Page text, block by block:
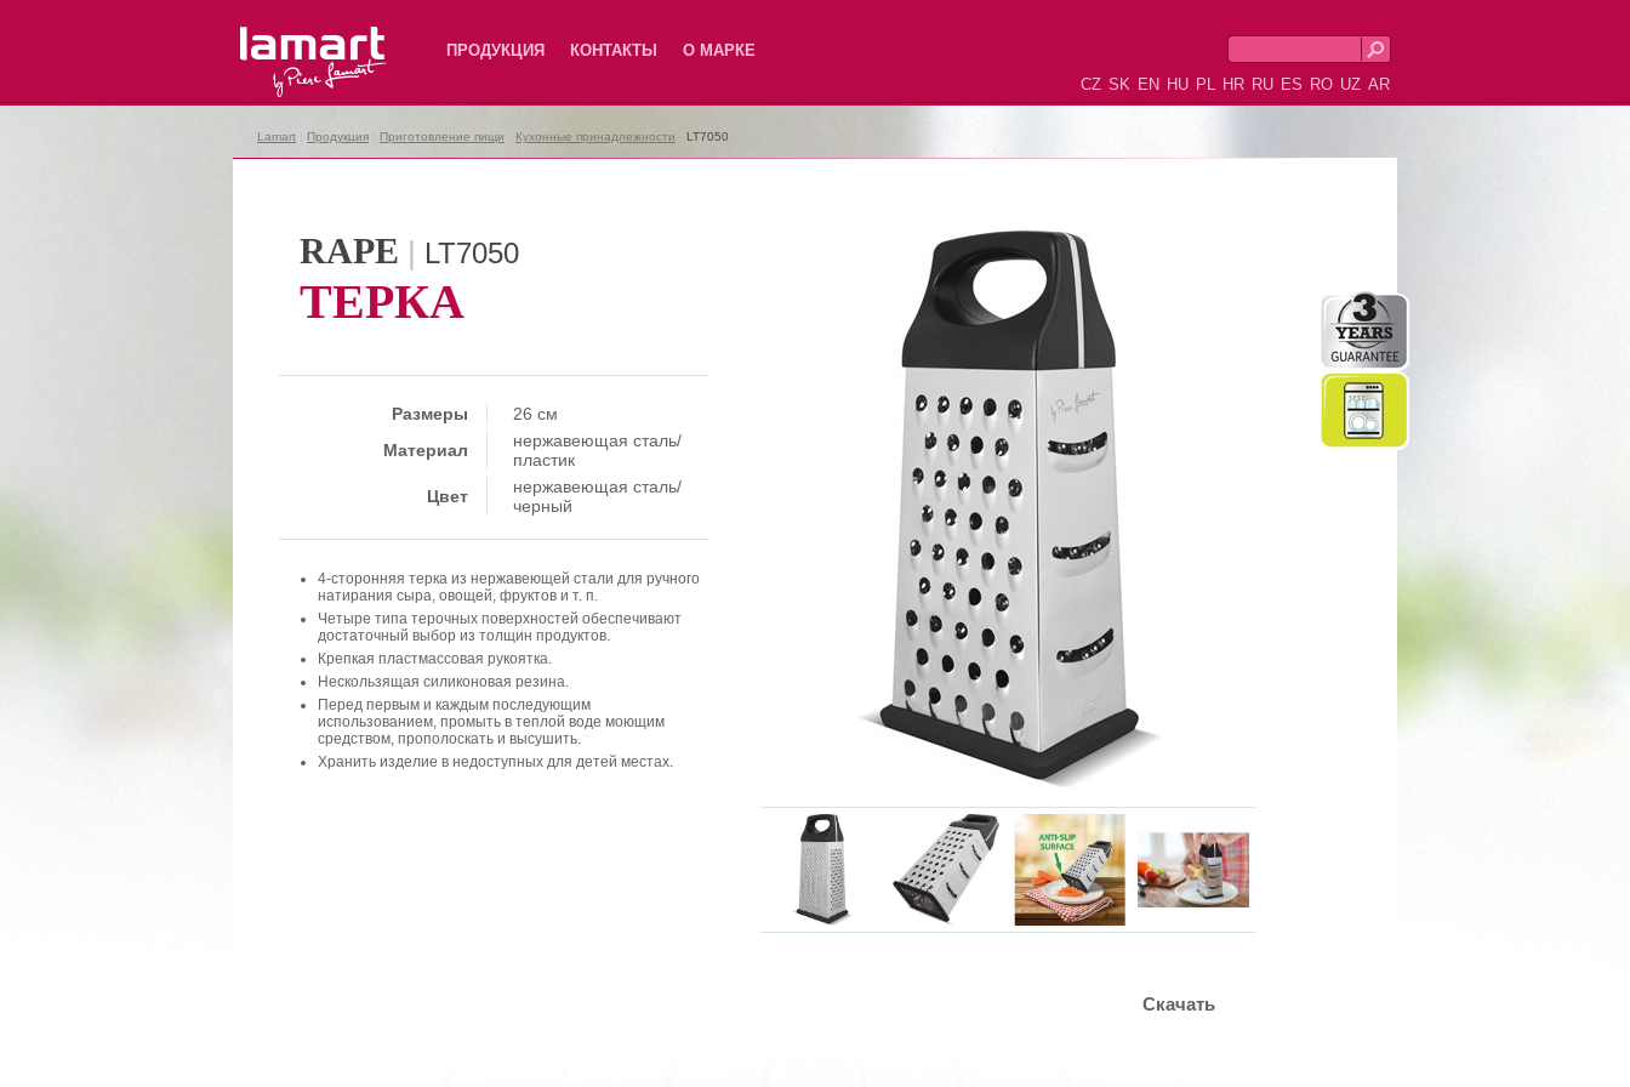
Lamart ПРОДУКЦИЯ КОНТАКТЫ
О МАРКЕ
CZ SK EN HU PL HR RU ES RO UZ AR
Lamart Продукция Приготовление пищи Кухонные принадлежности LT7050
Скачать
RAPE | LT7050
ТЕРКА
Размеры
26 см
Материал
нержавеющая сталь/
пластик
Цвет
нержавеющая сталь/
черный
4-сторонняя терка из нержавеющей стали для ручного
натирания сыра, овощей, фруктов и т. п.
Четыре типа терочных поверхностей обеспечивают
достаточный выбор из толщин продуктов.
Крепкая пластмассовая рукоятка.
Нескользящая силиконовая резина.
Перед первым и каждым последующим
использованием, промыть в теплой воде моющим
средством, прополоскать и высушить.
Хранить изделие в недоступных для детей местах.